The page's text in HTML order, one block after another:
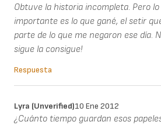
Obtuve la historia incompleta. Pero
importante es lo que gané, el setir
parte de lo que me negaron ese día.
sigue la consigue!
Respuesta
Lyra (unverified)10 Ene 2012
¿Cuánto tiempo guardan esos